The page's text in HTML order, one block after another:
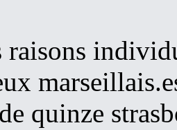
raisons
quinze